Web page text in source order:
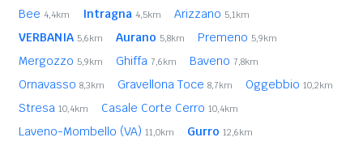
Bee 4,4km Intragna 4,5km Arizzano 5,1km
VERBANIA 5,6km Aurano 5,8km Premeno 5,9km
Mergozzo 5,9km Ghiffa 7,6km Baveno 7,8km
Ornavasso 8,3km Gravellona Toce 8,7km Oggebbio 10,2km
Stresa 10,4km Casale Corte Cerro 10,4km
Laveno-Mombello (VA) 11,0km Gurro 12,6km